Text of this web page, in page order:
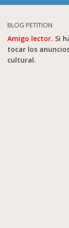
BLOG PETITION
Amigo lector. Si
tocar los
cultural.